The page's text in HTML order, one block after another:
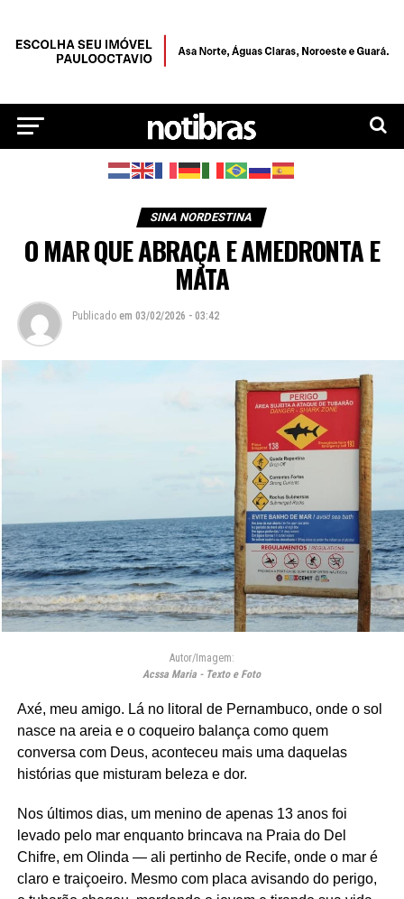
SINA NORDESTINA
O MAR QUE ABRAÇA E AMEDRONTA E
MATA
Publicado em 03/02/2026 - 03:42
Autor/Imagem:
Acssa Maria - Texto e Foto
Axé, meu amigo. Lá no litoral de Pernambuco, onde o sol
nasce na areia e o coqueiro balança como quem
conversa com Deus, aconteceu mais uma daquelas
histórias que misturam beleza e dor.
Nos últimos dias, um menino de apenas 13 anos foi
levado pelo mar enquanto brincava na Praia do Del
Chifre, em Olinda — ali pertinho de Recife, onde o mar é
claro e traiçoeiro. Mesmo com placa avisando do perigo,